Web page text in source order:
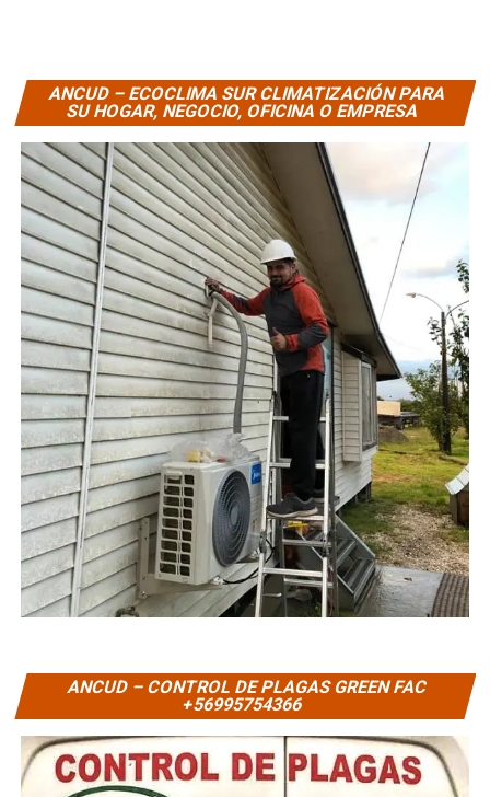
ANCUD – ECOCLIMA SUR CLIMATIZACIÓN PARA
SU HOGAR, NEGOCIO, OFICINA O EMPRESA
ANCUD – CONTROL DE PLAGAS GREEN FAC
+56995754366